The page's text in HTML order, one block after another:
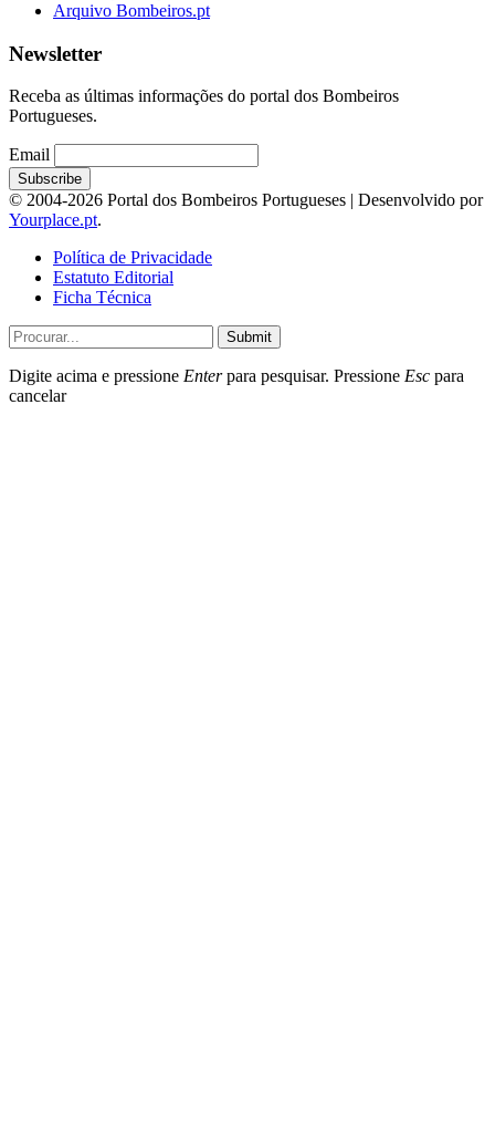
Arquivo Bombeiros.pt
Newsletter
Receba as últimas informações do portal dos Bombeiros
Portugueses.
Email
© 2004-2026 Portal dos Bombeiros Portugueses | Desenvolvido por
Yourplace.pt.
Política de Privacidade
Estatuto Editorial
Ficha Técnica
Submit
Digite acima e pressione Enterpara pesquisar. Pressione Esc para
cancelar